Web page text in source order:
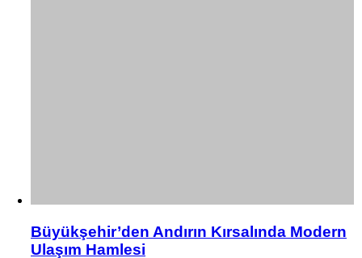
Büyükşehir’den Andırın Kırsalında Modern
Ulaşım Hamlesi